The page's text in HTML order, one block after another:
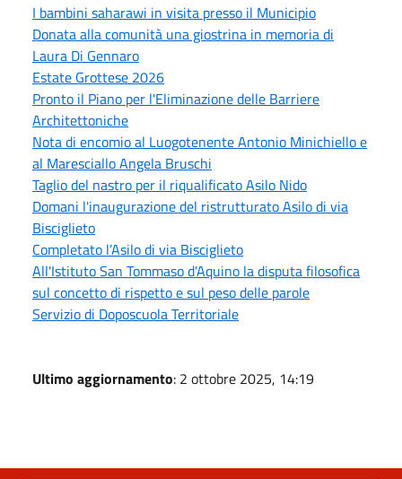
I bambini saharawi in visita presso il Municipio
Donata alla comunità una giostrina in memoria di
Laura Di Gennaro
Estate Grottese 2026
Pronto il Piano per l'Eliminazione delle Barriere
Architettoniche
Nota di encomio al Luogotenente Antonio Minichiello e
al Maresciallo Angela Bruschi
Taglio del nastro per il riqualificato Asilo Nido
Domani l'inaugurazione del ristrutturato Asilo di via
Bisciglieto
Completato l’Asilo di via Bisciglieto
All'Istituto San Tommaso d'Aquino la disputa filosofica
sul concetto di rispetto e sul peso delle parole
Servizio di Doposcuola Territoriale
Ultimo aggiornamento: 2 ottobre 2025, 14:19